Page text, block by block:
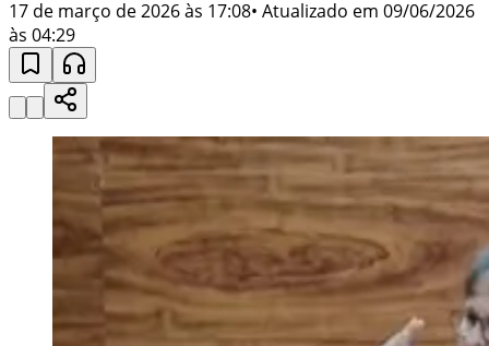
17 de março de 2026 às 17:08• Atualizado em 09/06/2026
às 04:29